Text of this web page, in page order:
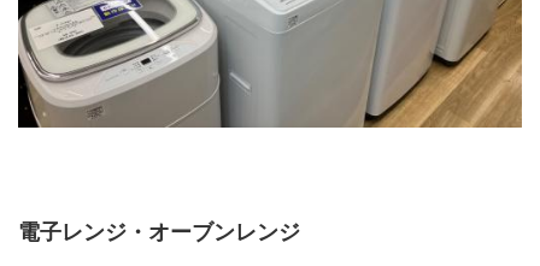
電子レンジ・オーブンレンジ